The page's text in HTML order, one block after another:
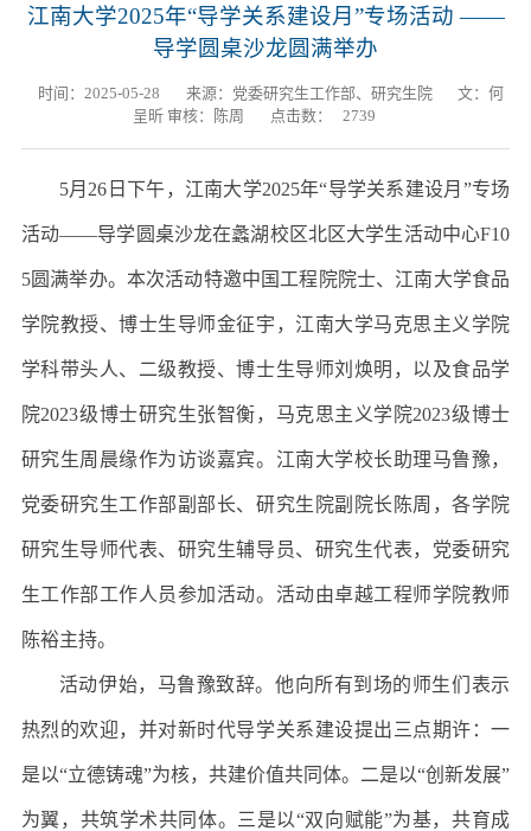
江南大学2025年“导学关系建设月”专场活动 ——
导学圆桌沙龙圆满举办
时间：2025-05-28 来源：党委研究生工作部、研究生院
文：何
呈昕 审核：陈周
点击数： 2739
5月 26 日下午，江南大学2025年“导学关系建设月”专场
活动——导学圆桌沙龙在蠡湖校区北区大学生活动中心F10
5圆满举办。本次活动特邀中国工程院院士、江南大学食品
学院教授、博士生导师金征宇，江南大学马克思主义学院
学科带头人、二级教授、博士生导师刘焕明，以及食品学
院2023级博士研究生张智衡，马克思主义学院2023级博士
研究生周晨缘作为访谈嘉宾。江南大学校长助理马鲁豫，
党委研究生工作部副部长、研究生院副院长陈周，各学院
研究生导师代表、研究生辅导员、研究生代表，党委研究
生工作部工作人员参加活动。活动由卓越工程师学院教师
陈裕主持。
活动伊始，马鲁豫致辞。他向所有到场的师生们表示
热烈的欢迎，并对新时代导学关系建设提出三点期许：一
是以“立德铸魂”为核，共建价值共同体。二是以“创新发展”
为翼，共筑学术共同体。三是以“双向赋能”为基，共育成